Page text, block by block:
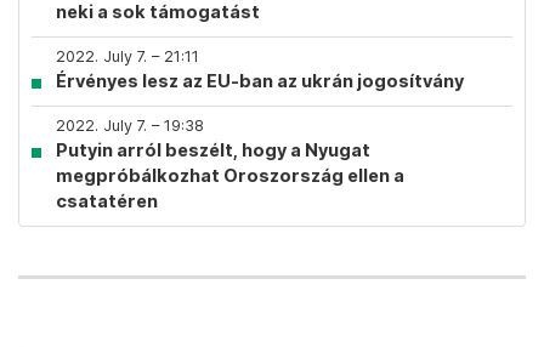
neki a sok támogatást
2022. July 7. – 21:11
Érvényes lesz az EU-ban az ukrán jogosítvány
2022. July 7. – 19:38
Putyin arról beszélt, hogy a Nyugat
megpróbálkozhat Oroszország ellen a
csatatéren